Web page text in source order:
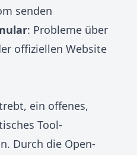
senden
: Probleme über
offiziellen Website
ein offenes,
Tool-
Durch die Open-